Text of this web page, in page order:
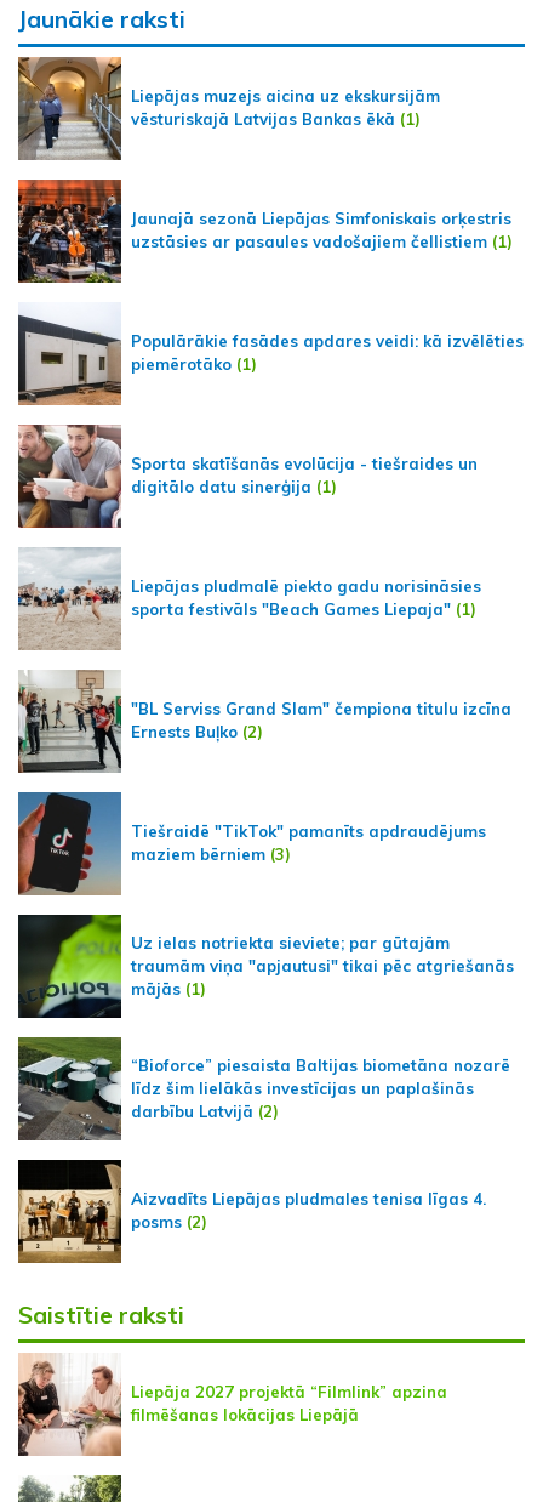
Jaunākie raksti
Liepājas muzejs aicina uz ekskursijām
vēsturiskajā Latvijas Bankas ēkā (1)
Jaunajā sezonā Liepājas Simfoniskais orķestris
uzstāsies ar pasaules vadošajiem čellistiem (1)
Populārākie fasādes apdares veidi: kā izvēlēties
piemērotāko (1)
Sporta skatīšanās evolūcija - tiešraides un
digitālo datu sinerģija (1)
Liepājas pludmalē piekto gadu norisināsies
sporta festivāls "Beach Games Liepaja" (1)
"BL Serviss Grand Slam" čempiona titulu izcīna
Ernests Buļko (2)
Tiešraidē "TikTok" pamanīts apdraudējums
maziem bērniem (3)
Uz ielas notriekta sieviete; par gūtajām
traumām viņa "apjautusi" tikai pēc atgriešanās
mājās (1)
“Bioforce” piesaista Baltijas biometāna nozarē
līdz šim lielākās investīcijas un paplašinās
darbību Latvijā (2)
Aizvadīts Liepājas pludmales tenisa līgas 4.
posms (2)
Saistītie raksti
Liepāja 2027 projektā “Filmlink” apzina
filmēšanas lokācijas Liepājā